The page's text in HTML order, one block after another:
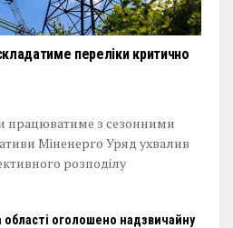
переліки критично
працюватиме з сезонними
Міненерго Уряд ухвалив
розподілу
області оголошено надзвичайну